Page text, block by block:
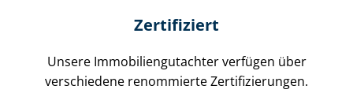
Zertifiziert
Unsere Immobilien­gutachter verfügen über
verschiedene renommierte Zer­ti­fi­zie­run­gen.